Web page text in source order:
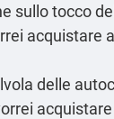
sullo tocco
delle